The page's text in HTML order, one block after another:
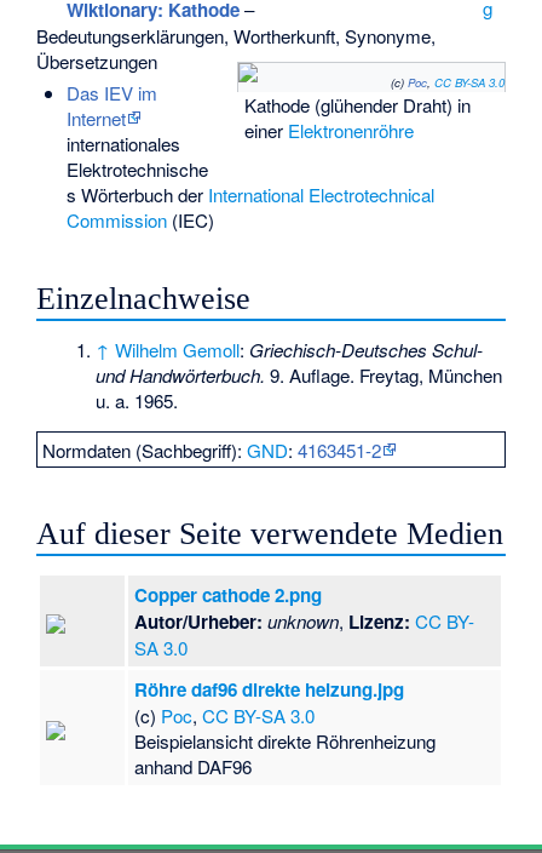
g
(c) Poc, CC BY-SA 3.0
Kathode (glühender Draht) in
einer Elektronenröhre
Wiktionary: Kathode–
Bedeutungserklärungen, Wortherkunft, Synonyme,
Übersetzungen
Das IEV im
Internet
internationales
Elektrotechnische
s Wörterbuch der International Electrotechnical
Commission(IEC)
Einzelnachweise
↑ Wilhelm Gemoll: Griechisch-Deutsches Schul-
und Handwörterbuch. 9. Auflage. Freytag, München
u. a. 1965.
Normdaten (Sachbegriff):GND:4163451-2
Auf dieser Seite verwendete Medien
Copper cathode 2.png
Autor/Urheber: unknown, Lizenz: CC BY-
SA 3.0
Röhre daf96 direkte heizung.jpg
(c) Poc,CC BY-SA 3.0
Beispielansicht direkte Röhrenheizung
anhand DAF96